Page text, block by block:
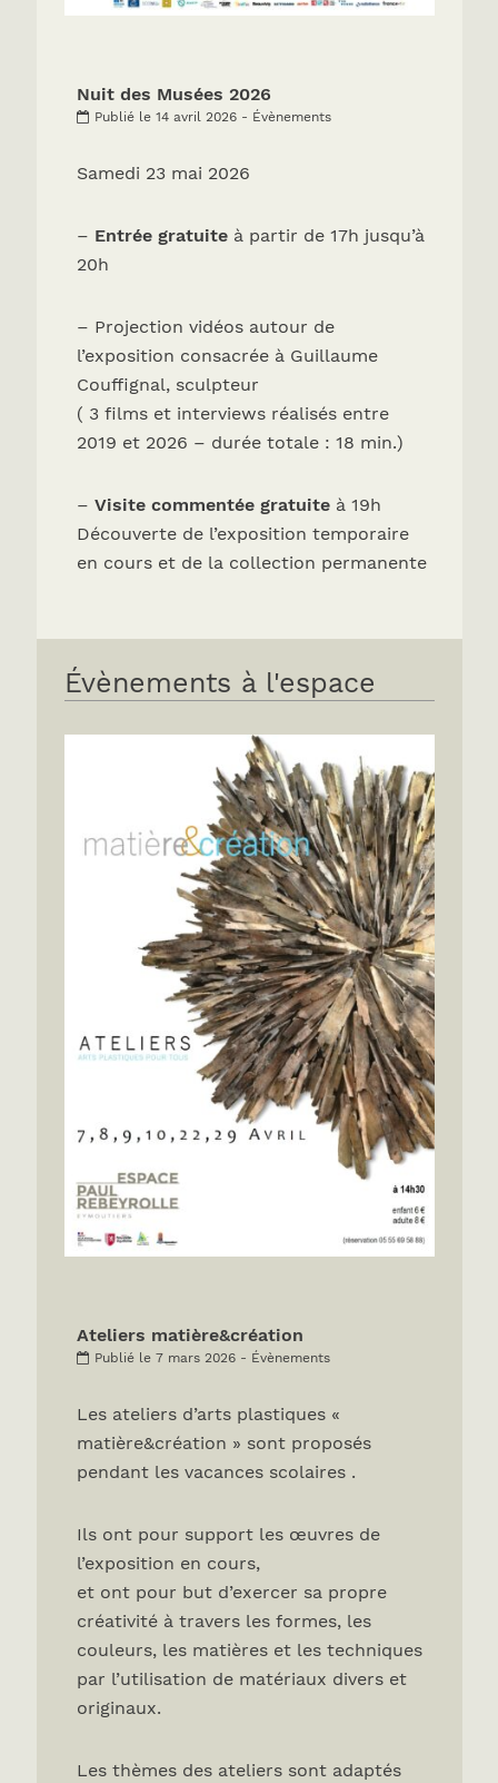
Nuit des Musées 2026
Publié le 14 avril 2026 - Évènements
Samedi 23 mai 2026
– Entrée gratuiteà partir de 17h jusqu’à
20h
– Projection vidéos autour de
l’exposition consacrée à Guillaume
Couffignal, sculpteur
( 3 films et interviews réalisés entre
2019 et 2026 – durée totale : 18 min.)
– Visite commentée gratuite à 19h
Découverte de l’exposition temporaire
en cours et de la collection permanente
Évènements à l'espace
Ateliers matière&création
Publié le 7 mars 2026 - Évènements
Les ateliers d’arts plastiques «
matière&création » sont proposés
pendant les vacances scolaires .
Ils ont pour support les œuvres de
l’exposition en cours,
et ont pour but d’exercer sa propre
créativité à travers les formes, les
couleurs, les matières et les techniques
par l’utilisation de matériaux divers et
originaux.
Les thèmes des ateliers sont adaptés